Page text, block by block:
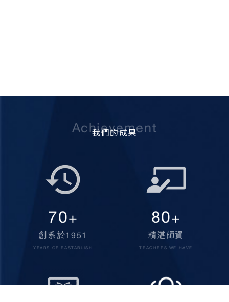
Achievement
我們的成果
70+
創系於1951
YEARS OF EASTABLISH
80+
精湛師資
TEACHERS WE HAVE